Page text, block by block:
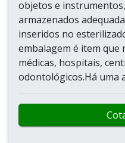
objetos e
armazenados
inseridos no
embalagem é item que
médicas, hospitais,
odontológicos.Há uma